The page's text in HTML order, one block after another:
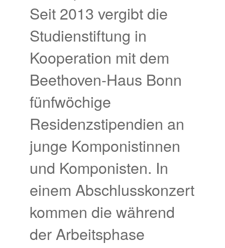
Seit 2013 vergibt die
Studienstiftung in
Kooperation mit dem
Beethoven-Haus Bonn
fünfwöchige
Residenzstipendien an
junge Komponistinnen
und Komponisten. In
einem Abschlusskonzert
kommen die während
der Arbeitsphase